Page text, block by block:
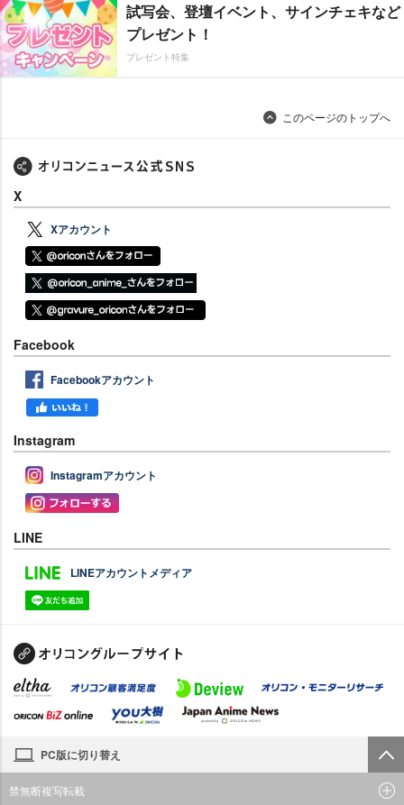
試写会、登壇イベント、サインチェキなど
プレゼント！
プレゼント特集
このページのトップへ
X
Xアカウント
Facebook
Facebookアカウント
Instagram
Instagramアカウント
LINE
LINEアカウントメディア
PC版に切り替え
禁無断複写転載